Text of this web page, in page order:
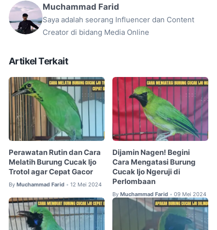
Muchammad Farid
Saya adalah seorang Influencer dan Content
Creator di bidang Media Online
Artikel Terkait
Perawatan Rutin dan Cara
Melatih Burung Cucak Ijo
Trotol agar Cepat Gacor
By Muchammad Farid • 12 Mei 2024
Dijamin Nagen! Begini
Cara Mengatasi Burung
Cucak Ijo Ngeruji di
Perlombaan
By Muchammad Farid • 09 Mei 2024